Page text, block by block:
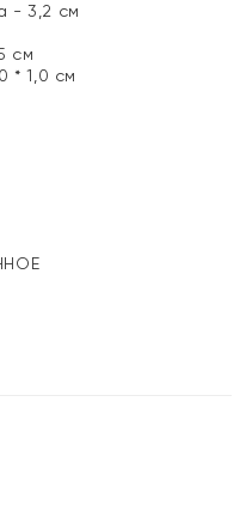
- 3,2 см
см
* 1,0 см